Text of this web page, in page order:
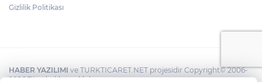
Gizlilik Politikası
HABER YAZILIMI ve TURKTICARET.NET projesidir Copyright© 2006-
2026 Tüm hakları saklıdır.